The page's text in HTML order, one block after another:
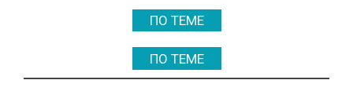
ПО ТЕМЕ
ПО ТЕМЕ